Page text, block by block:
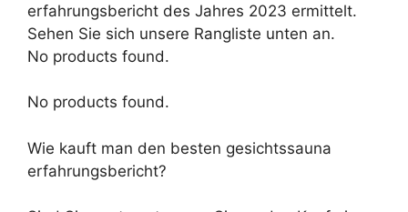
erfahrungsbericht des Jahres 2023 ermittelt.
Sehen Sie sich unsere Rangliste unten an.
No products found.
No products found.
Wie kauft man den besten gesichtssauna
erfahrungsbericht?